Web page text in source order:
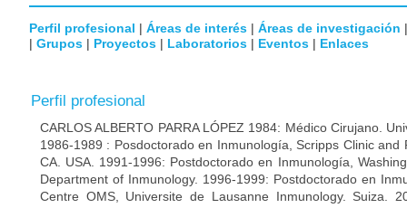
Perfil profesional | Áreas de interés | Áreas de investigación
| Grupos | Proyectos | Laboratorios | Eventos | Enlaces
Perfil profesional
CARLOS ALBERTO PARRA LÓPEZ 1984: Médico Cirujano.
1986-1989 : Posdoctorado en Inmunología, Scripps Clinic and
CA. USA. 1991-1996: Postdoctorado en Inmunología,
Department of Inmunology. 1996-1999: Postdoctorado en
Centre OMS, Universite de Lausanne Inmunology. Suiza.